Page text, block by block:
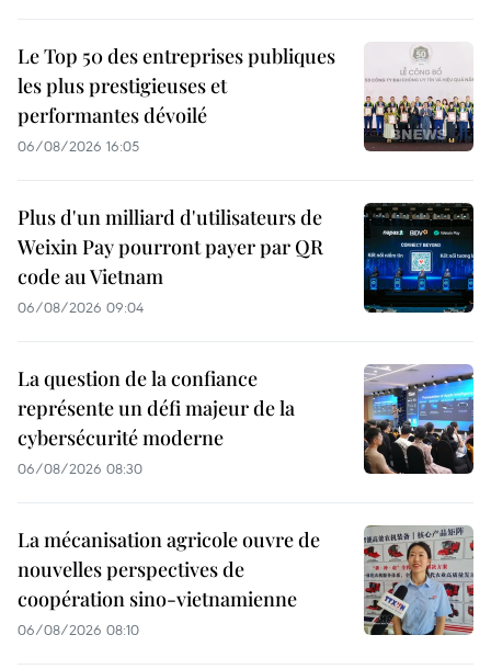
Le Top 50 des entreprises publiques
les plus prestigieuses et
performantes dévoilé
06/08/2026 16:05
Plus d'un milliard d'utilisateurs de
Weixin Pay pourront payer par QR
code au Vietnam
06/08/2026 09:04
La question de la confiance
représente un défi majeur de la
cybersécurité moderne
06/08/2026 08:30
La mécanisation agricole ouvre de
nouvelles perspectives de
coopération sino-vietnamienne
06/08/2026 08:10